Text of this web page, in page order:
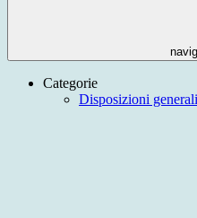
Categorie
Disposizioni generali